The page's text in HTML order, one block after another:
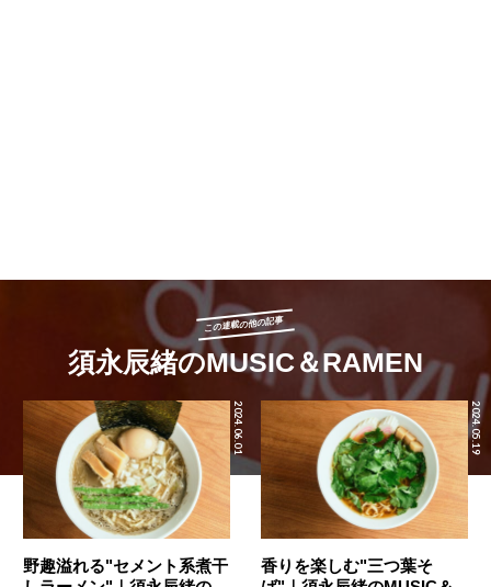
この連載の他の記事
須永辰緒のMUSIC＆RAMEN
2024.06.01
野趣溢れる"セメント系煮干
2024.05.19
香りを楽しむ"三つ葉そ